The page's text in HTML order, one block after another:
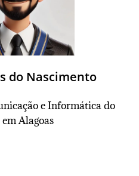
do Nascimento
e Informática do
Alagoas